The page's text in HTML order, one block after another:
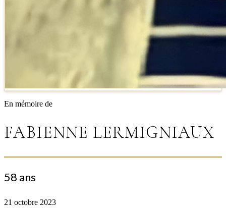
En mémoire de
FABIENNE LERMIGNIAUX
58 ans
21 octobre 2023